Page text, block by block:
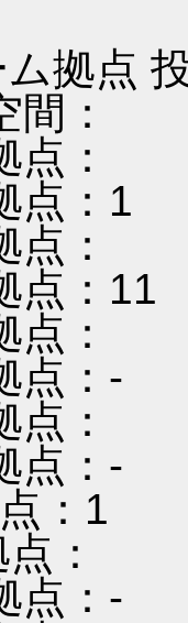
ム拠点
：
：
：1
：
：11
：
：-
：
：-
：1
：
：-